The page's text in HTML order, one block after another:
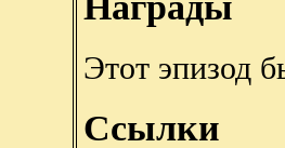
Этот эпизод
Ссылки